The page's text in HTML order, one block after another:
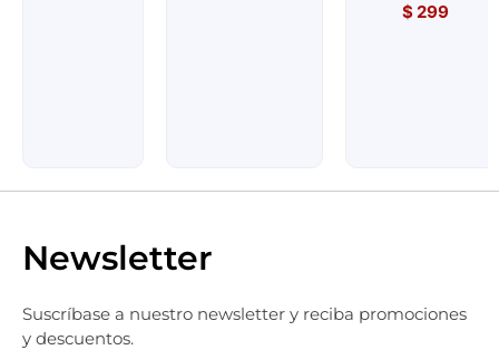
$299
Newsletter
Suscríbase a nuestro newsletter y reciba promociones
y descuentos.